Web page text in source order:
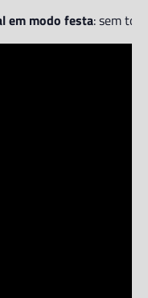
em modo festa: sem